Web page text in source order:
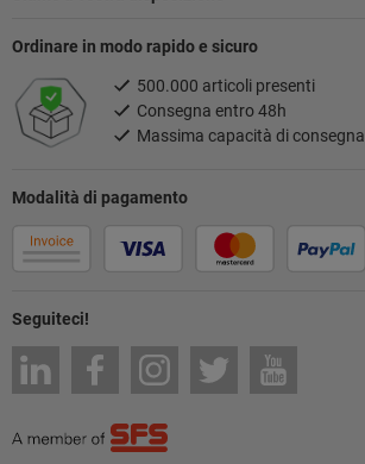
Seguiteci!
Modalità di pagamento
Ordinare in modo rapido e sicuro
500.000 articoli presenti
Consegna entro 48h
Massima capacità di consegna